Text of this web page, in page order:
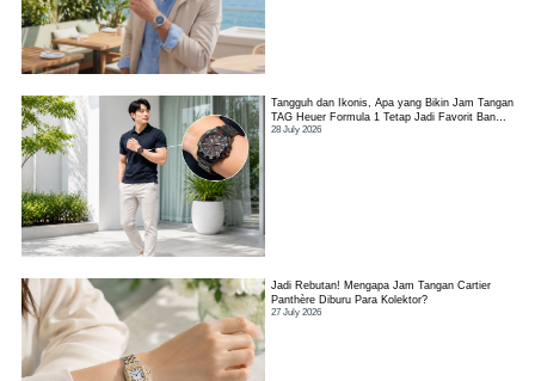
Tangguh dan Ikonis, Apa yang Bikin Jam Tangan
TAG Heuer Formula 1 Tetap Jadi Favorit Banyak
Orang?
28 July 2026
Jadi Rebutan! Mengapa Jam Tangan Cartier
Panthère Diburu Para Kolektor?
27 July 2026